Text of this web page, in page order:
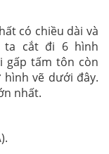
có chiều dài và
ta cắt đi 6 hình
gấp tấm tôn còn
vẽ dưới đây.
nhất.